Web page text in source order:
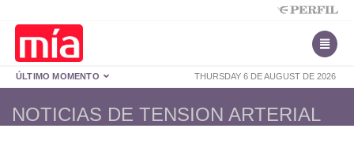
THURSDAY 6 DE AUGUST DE 2026
ÚLTIMO MOMENTO
NOTICIAS DE TENSION ARTERIAL